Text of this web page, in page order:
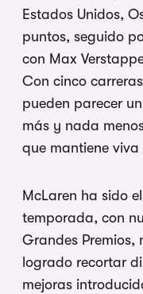
Estados Unidos,
puntos, seguido
con Max
Con cinco
pueden parecer
más y nada
que mantiene
McLaren ha sido
temporada, con
Grandes Premios,
logrado recortar
mejoras